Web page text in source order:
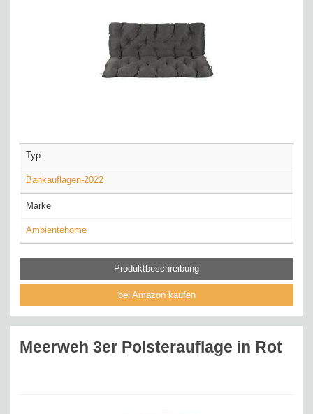
Typ
Bankauflagen-2022
Marke
Ambientehome
Produktbeschreibung
bei Amazon kaufen
Meerweh 3er Polsterauflage in Rot